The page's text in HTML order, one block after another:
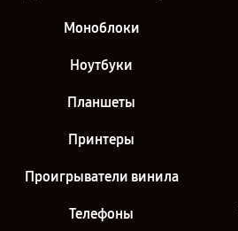
Моноблоки
Ноутбуки
Планшеты
Принтеры
Проигрыватели винила
Телефоны